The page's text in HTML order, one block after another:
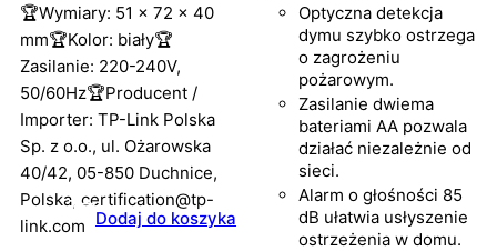
🏆Wymiary: 51 x 72 x 40
mm🏆Kolor: biały🏆
Zasilanie: 220-240V,
50/60Hz🏆Producent /
Importer: TP-Link Polska
Sp. z o.o., ul. Ożarowska
40/42, 05-850 Duchnice,
Polska, certification@tp-
link.com Dodaj do koszyka
Optyczna detekcja
dymu szybko ostrzega
o zagrożeniu
pożarowym.
Zasilanie dwiema
bateriami AA pozwala
działać niezależnie od
sieci.
Alarm o głośności 85
dB ułatwia usłyszenie
ostrzeżenia w domu.